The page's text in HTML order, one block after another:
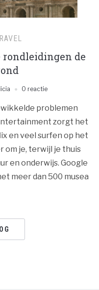
rondleidingen de
0 reactie
problemen
zorgt het
en veel surfen op het
om je, terwijl je thuis
en onderwijs. Google
meer dan 500 musea